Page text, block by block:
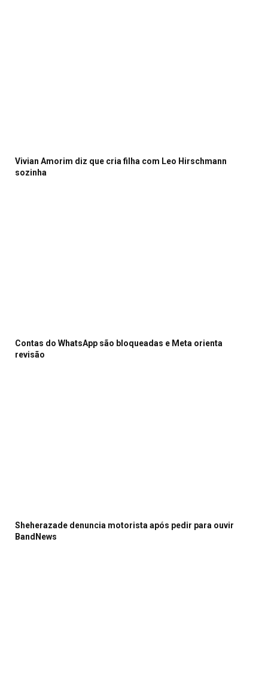
Vivian Amorim diz que cria filha com Leo Hirschmann
sozinha
Contas do WhatsApp são bloqueadas e Meta orienta
revisão
Sheherazade denuncia motorista após pedir para ouvir
BandNews